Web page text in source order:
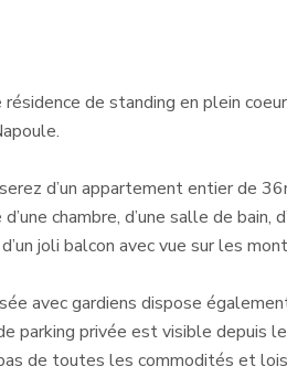
de standing en plein
d’un appartement entier de
chambre, d’une salle de bain,
joli balcon avec vue sur les
avec gardiens dispose
parking privée est visible depuis
de toutes les commodités et